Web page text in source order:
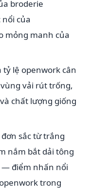
broderie
của
mỏng manh của
tỷ lệ openwork cân
vải rút trống,
chất lượng giống
sắc từ trắng
nắm bắt dải tông
điểm nhấn nổi
trong